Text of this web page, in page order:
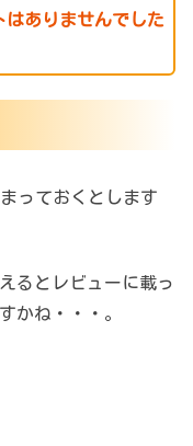
はありませんでした
っておくとします
るとレビューに載っ
かね・・・。